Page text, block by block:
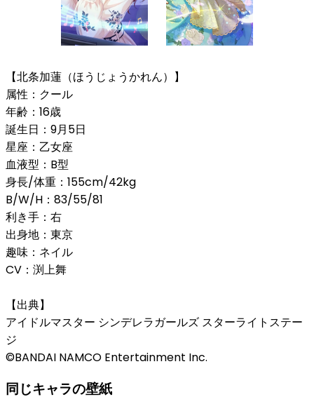
【北条加蓮（ほうじょうかれん）】
属性：クール
年齢：16歳
誕生日：9月5日
星座：乙女座
血液型：B型
身長/体重：155cm/42kg
B/W/H：83/55/81
利き手：右
出身地：東京
趣味：ネイル
CV：渕上舞
【出典】
アイドルマスター シンデレラガールズ スターライトステー
ジ
©BANDAI NAMCO Entertainment Inc.
同じキャラの壁紙